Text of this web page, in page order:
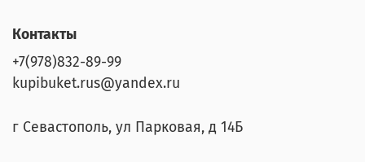
Контакты
+7(978)832-89-99
kupibuket.rus@yandex.ru
г Севастополь, ул Парковая, д 14Б